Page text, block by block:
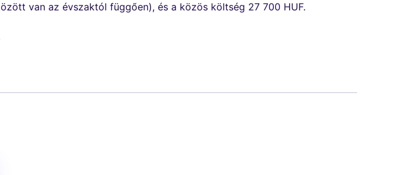
van az évszaktól függően), és a közös költség 27 700 HUF.